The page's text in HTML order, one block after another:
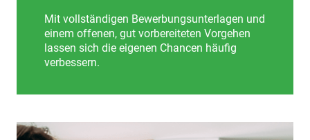
Mit vollständigen Bewerbungsunterlagen und
einem offenen, gut vorbereiteten Vorgehen
lassen sich die eigenen Chancen häufig
verbessern.